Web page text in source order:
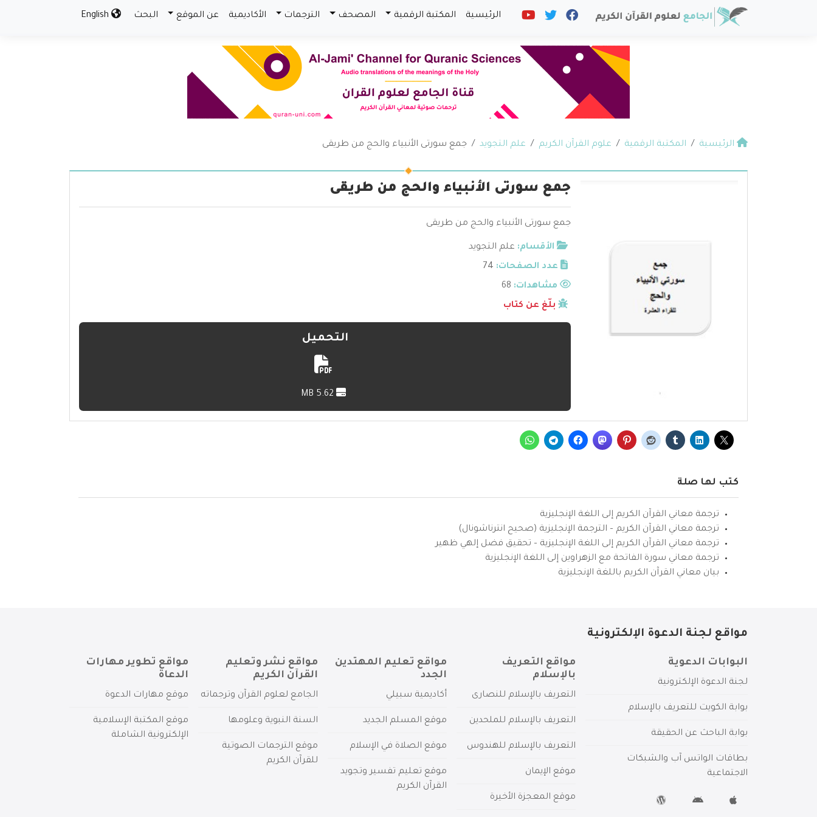
الرئيسية المكتبة الرقمية المصحف الترجمات الأكاديمية عن الموقع البحث
الرئيسية المكتبة الرقمية علوم القرآن الكريم علم التجويد جمع سورتى الأنبياء والحج من طريقى
جمع سورتى الأنبياء والحج من طريقى
جمع سورتى الأنبياء والحج من طريقى
الأقسام: علم التجويد
عدد الصفحات: 74
مشاهدات:
بلّغ عن كتاب
التحميل
كتب لها صلة
ترجمة معاني القرآن الكريم إلى اللغة الإنجليزية
ترجمة معاني القرآن الكريم – الترجمة الإنجليزية (صحيح انترناشونال)
ترجمة معاني القرآن الكريم إلى اللغة الإنجليزية – تحقيق فضل إلهي ظهير
ترجمة معاني سورة الفاتحة مع الزهراوين إلى اللغة الإنجليزية
بيان معاني القرآن الكريم باللغة الإنجليزية
مواقع لجنة الدعوة الإلكترونية
البوابات الدعوية
لجنة الدعوة الإلكترونية
بوابة الكويت للتعريف بالإسلام
بوابة الباحث عن الحقيقة
بطاقات الواتس آب والشبكات
الاجتماعية
مواقع التعريف
بالإسلام
التعريف بالإسلام للنصارى
التعريف بالإسلام للملحدين
التعريف بالإسلام للهندوس
موقع الإيمان
موقع المعجزة الأخيرة
مواقع تعليم المهتدين
الجدد
أكاديمية سبيلي
موقع المسلم الجديد
موقع الصلاة في الإسلام
موقع تعليم تفسير وتجويد
القرآن الكريم
مواقع نشر وتعليم
القرآن الكريم
الجامع لعلوم القرآن وترجماته
السنة النبوية وعلومها
موقع الترجمات الصوتية
للقرآن الكريم
مواقع تطوير مهارات
الدعاة
موقع مهارات الدعوة
موقع المكتبة الإسلامية
الإلكترونية الشاملة